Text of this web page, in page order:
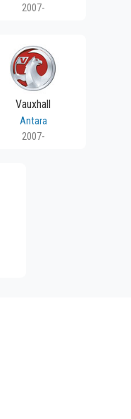
2007-
Vauxhall
Antara
2007-